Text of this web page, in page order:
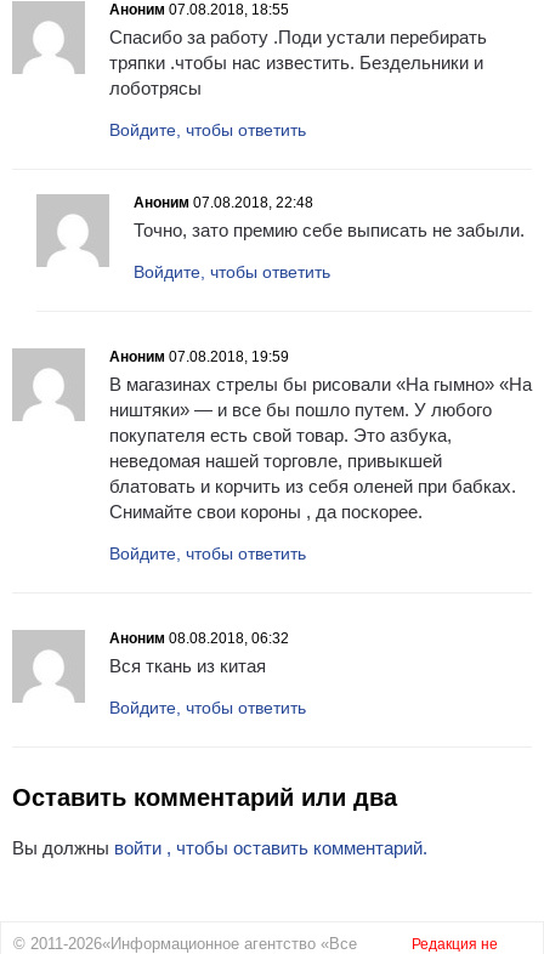
Аноним 07.08.2018, 18:55
Спасибо за работу .Поди устали перебирать
тряпки .чтобы нас известить. Бездельники и
лоботрясы
Войдите, чтобы ответить
Аноним 07.08.2018, 22:48
Точно, зато премию себе выписать не забыли.
Войдите, чтобы ответить
Аноним 07.08.2018, 19:59
В магазинах стрелы бы рисовали «На гымно» «На
ништяки» — и все бы пошло путем. У любого
покупателя есть свой товар. Это азбука,
неведомая нашей торговле, привыкшей
блатовать и корчить из себя оленей при бабках.
Снимайте свои короны , да поскорее.
Войдите, чтобы ответить
Аноним 08.08.2018, 06:32
Вся ткань из китая
Войдите, чтобы ответить
Оставить комментарий или два
Вы должны войти , чтобы оставить комментарий.
© 2011-2026«Информационное агентство «Все Редакция не